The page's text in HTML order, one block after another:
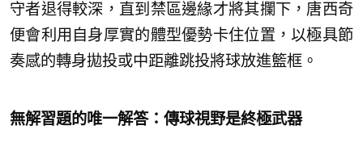
守者退得較深，直到禁區邊緣才將其攔下，唐西奇
便會利用自身厚實的體型優勢卡住位置，以極具節
奏感的轉身拋投或中距離跳投將球放進籃框。
無解習題的唯一解答：傳球視野是終極武器